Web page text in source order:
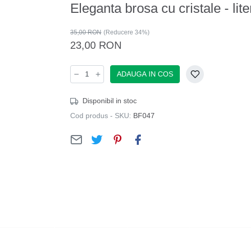
Eleganta brosa cu cristale -
35,00 RON (Reducere 34%)
23,00 RON
ADAUGA IN COS
Disponibil in stoc
Cod produs - SKU: BF047